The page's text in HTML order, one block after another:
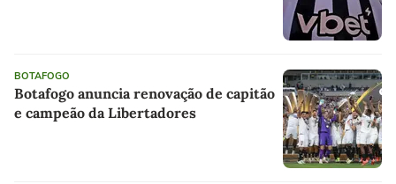
BOTAFOGO
Botafogo anuncia renovação de capitão
e campeão da Libertadores